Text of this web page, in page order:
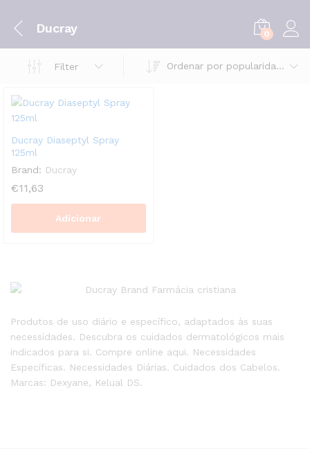
Ducray 0
Filter Ordenar por popularidade
Ducray Diaseptyl Spray
125ml
Brand: Ducray
€11,63
Adicionar
Produtos de uso diário e específico, adaptados às suas
necessidades. Descubra os cuidados dermatológicos mais
indicados para si. Compre online aqui. Necessidades
Específicas. Necessidades Diárias. Cuidados dos Cabelos.
Marcas: Dexyane, Kelual DS.